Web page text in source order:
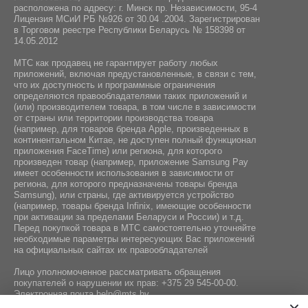
расположена по адресу: г. Минск пр. Независимости, 95-4
Лицензия МСиИ РБ №926 от 30.04 .2004. Зарегистрирован
в Торговом реестре Республики Беларусь № 158398 от
14.05.2012
МТС как продавец не гарантирует работу любых
приложений, включая предустановленные, в связи с тем,
что их доступность и программные ограничения
определяются правообладателями таких приложений и
(или) производителем товара, в том числе в зависимости
от страны или территории производства товара
(например, для товаров бренда Apple, произведенных в
континентальном Китае, не доступен полный функционал
приложения FaceTime) или региона, для которого
произведен товар (например, приложение Samsung Pay
имеет особенности использования в зависимости от
региона, для которого предназначены товары бренда
Samsung), или страны, где активируется устройство
(например, товары бренда Infiniх, имеющие особенности
при активации за пределами Беларуси и России) и т.д.
Перед покупкой товара в МТС самостоятельно уточняйте
необходимые параметры интересующих Вас приложений
на официальных сайтах их правообладателей
Лицо уполномоченное рассматривать обращения
покупателей о нарушении их прав: +375 29 545-00-00.
Электронная почтаhelp@mts.by